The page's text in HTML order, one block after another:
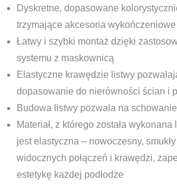
Dyskretne, dopasowane
trzymające akcesoria
Łatwy i szybki montaż dzięki
systemu z maskownicą
Elastyczne krawędzie listwy
dopasowanie do nierówności ścian i
Budowa listwy pozwala na
Materiał, z którego została
jest elastyczna – nowoczesny,
widocznych połączeń i krawędzi,
estetykę każdej podłodze